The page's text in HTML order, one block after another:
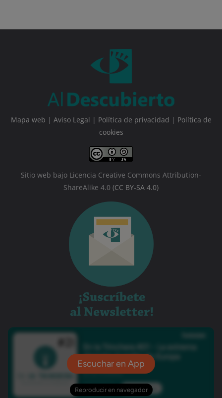
Mapa web | Aviso Legal | Política de privacidad | Política de
cookies
Sitio web bajo Licencia Creative Commons Attribution-
ShareAlike 4.0 (CC BY-SA 4.0)